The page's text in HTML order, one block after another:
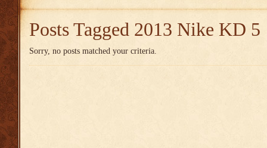
Posts Tagged 2013 Nike KD 5
Sorry, no posts matched your criteria.